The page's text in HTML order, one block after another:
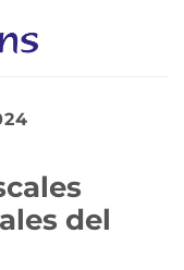
del